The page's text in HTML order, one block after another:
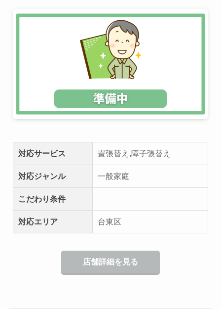
対応サービス 畳張替え,障子張替え
対応ジャンル 一般家庭
こだわり条件
対応エリア 台東区
店舗詳細を見る